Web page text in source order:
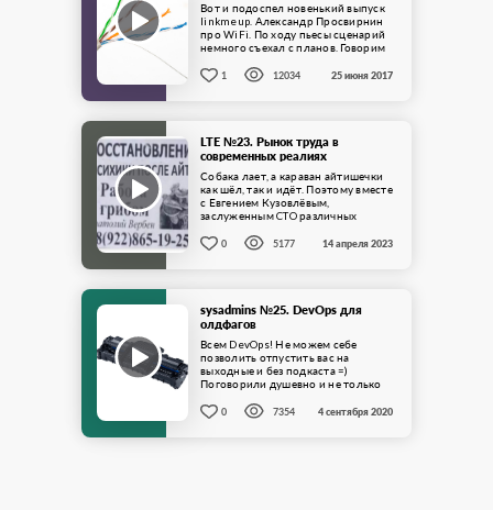
Вот и подоспел новенький выпуск
linkmeup. Александр Просвирнин
про WiFi. По ходу пьесы сценарий
немного съехал с планов. Говорим
1 12034 25 июня 2017
LTE №23. Рынок труда в
современных реалиях
Собака лает, а караван айтишечки
как шёл, так и идёт. Поэтому вместе
с Евгением Кузовлёвым,
заслуженным CTO различных
0 5177 14 апреля 2023
sysadmins №25. DevOps для
олдфагов
Всем DevOps! Не можем себе
позволить отпустить вас на
выходные и без подкаста =)
Поговорили душевно и не только
0 7354 4 сентября 2020